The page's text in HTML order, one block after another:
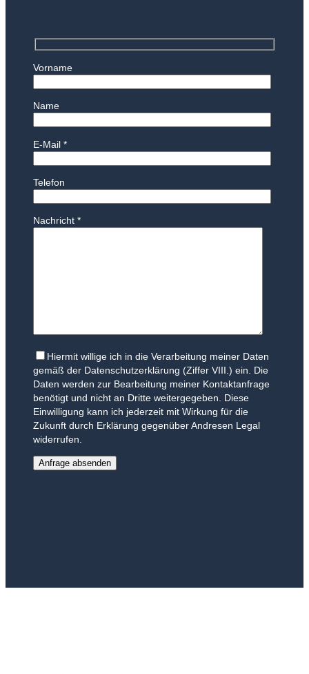
Vorname
Name
E-Mail *
Telefon
Nachricht *
Hiermit willige ich in die Verarbeitung meiner Daten
gemäß der Datenschutzerklärung (Ziffer VIII.) ein. Die
Daten werden zur Bearbeitung meiner Kontaktanfrage
benötigt und nicht an Dritte weitergegeben. Diese
Einwilligung kann ich jederzeit mit Wirkung für die
Zukunft durch Erklärung gegenüber Andresen Legal
widerrufen.